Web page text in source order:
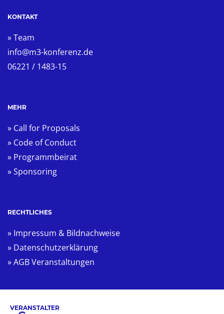
KONTAKT
» Team
info@m3-konferenz.de
06221 / 1483-15
MEHR
» Call for Proposals
» Code of Conduct
» Programmbeirat
» Sponsoring
RECHTLICHES
» Impressum & Bildnachweise
» Datenschutzerklärung
» AGB Veranstaltungen
VERANSTALTER